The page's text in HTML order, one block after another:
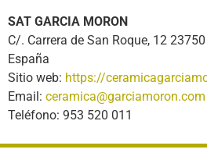
SAT GARCIA MORON
C/. Carrera de San Roque, 12
España
Sitio web: https://
Email: ceramica@garciamoron.com
Teléfono: 953 520 011